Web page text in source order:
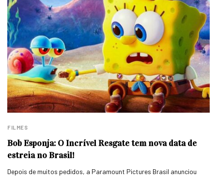
FILMES
Bob Esponja: O Incrível Resgate tem nova data de
estreia no Brasil!
Depois de muitos pedidos, a Paramount Pictures Brasil anunciou